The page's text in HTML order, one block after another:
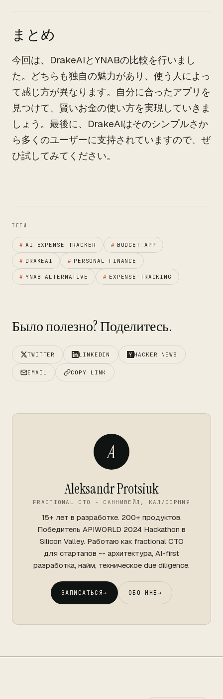
まとめ
今回は、DrakeAIとYNABの比較を行いまし
た。どちらも独自の魅力があり、使う人によっ
て感じ方が異なります。自分に合ったアプリを
見つけて、賢いお金の使い方を実現していきま
しょう。最後に、DrakeAIはそのシンプルさか
ら多くのユーザーに支持されていますので、ぜ
ひ試してみてください。
ТЕГИ
# AI EXPENSE TRACKER # BUDGET APP
# DRAKEAI # PERSONAL FINANCE
# YNAB ALTERNATIVE # EXPENSE-TRACKING
Было полезно? Поделитесь.
TWITTER LINKEDIN HACKER NEWS
EMAIL COPY LINK
A
Aleksandr Protsiuk
FRACTIONAL CTO - САННИВЕЙЛ, КАЛИФОРНИЯ
15+ лет в разработке. 200+ продуктов.
Победитель APIWORLD 2024 Hackathon в
Silicon Valley. Работаю как fractional CTO
для стартапов -- архитектура, AI-first
разработка, найм, техническое due diligence.
ЗАПИСАТЬСЯ→ ОБО МНЕ→